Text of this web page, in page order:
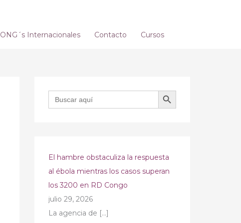
ONG´s Internacionales Contacto Cursos
Buscar: BOTÓN DE BÚSQUEDA
El hambre obstaculiza la respuesta
al ébola mientras los casos superan
los 3200 en RD Congo
julio 29, 2026
La agencia de […]